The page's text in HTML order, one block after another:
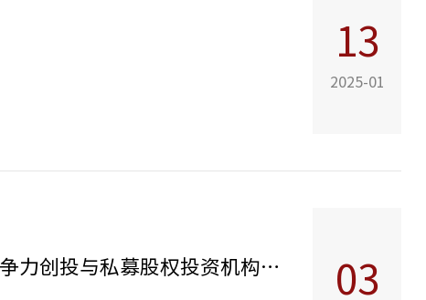
13
2025-01
基石资本荣获“2023-2024年度半导体/集成电路投资竞争力创投与私募股权投资机构”等奖项 03